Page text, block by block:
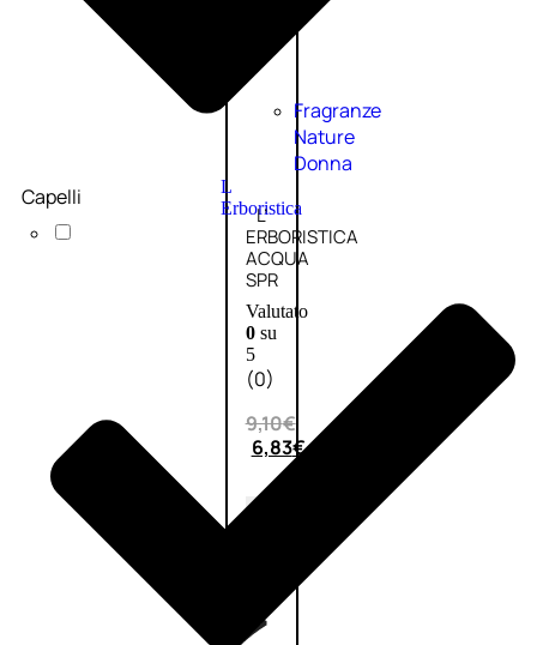
Fragranze
Nature
Donna
L
Erboristica
L’
ERBORISTICA
ACQUA
SPR
Valutato
0su
5
(0)
9,10€
6,83€
ESAURITO
Capelli